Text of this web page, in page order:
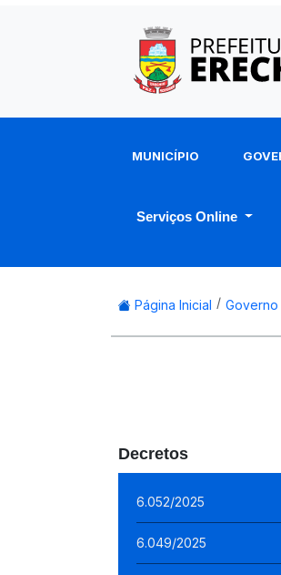
MUNICÍPIO
Serviços Online
Página Inicial
Decretos
6.052/2025
6.049/2025